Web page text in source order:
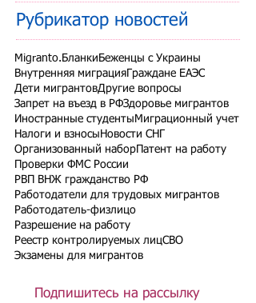
Рубрикатор новостей
Migranto.Бланки Беженцы с Украины
Внутренняя миграция Граждане ЕАЭС
Дети мигрантовДругие вопросы
Запрет на въезд в РФЗдоровье мигрантов
Иностранные студенты Миграционный учет
Налоги и взносы Новости СНГ
Организованный набор Патент на работу
Проверки ФМС России
РВП ВНЖ гражданство РФ
Работодатели для трудовых мигрантов
Работодатель-физлицо
Разрешение на работу
Реестр контролируемых лицСВО
Экзамены для мигрантов
Подпишитесь на рассылку